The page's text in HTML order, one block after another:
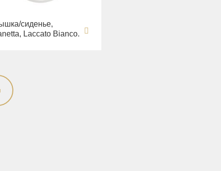
сиденье,
Laccato Bianco.